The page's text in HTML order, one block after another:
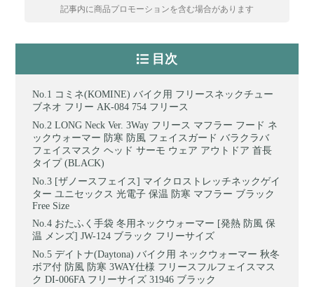
記事内に商品プロモーションを含む場合があります
目次
コミネ(KOMINE) バイク用 フリースネックチュー
ブネオ フリー AK-084 754 フリース
LONG Neck Ver. 3Way フリース マフラー フード ネ
ックウォーマー 防寒 防風 フェイスガード バラクラバ
フェイスマスク ヘッド サーモ ウェア アウトドア 首長
タイプ (BLACK)
[ザノースフェイス] マイクロストレッチネックゲイ
ター ユニセックス 光電子 保温 防寒 マフラー ブラック
Free Size
おたふく手袋 冬用ネックウォーマー [発熱 防風 保
温 メンズ] JW-124 ブラック フリーサイズ
デイトナ(Daytona) バイク用 ネックウォーマー 秋冬
ボア付 防風 防寒 3WAY仕様 フリースフルフェイスマス
ク DI-006FA フリーサイズ 31946 ブラック